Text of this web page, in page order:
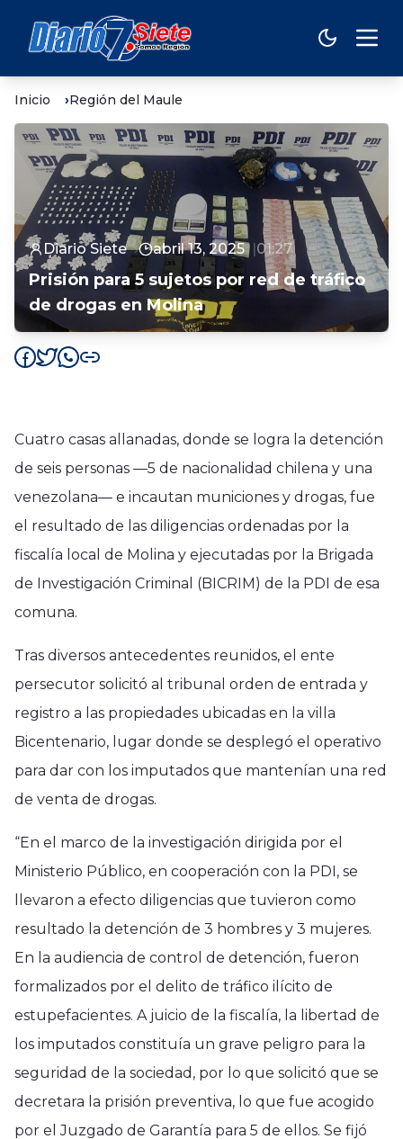
Inicio Región del Maule
Diario Siete abril 13, 2025 01:27
Prisión para 5 sujetos por red de tráfico
de drogas en Molina
Cuatro casas allanadas, donde se logra la detención
de seis personas —5 de nacionalidad chilena y una
venezolana— e incautan municiones y drogas, fue
el resultado de las diligencias ordenadas por la
fiscalía local de Molina y ejecutadas por la Brigada
de Investigación Criminal (BICRIM) de la PDI de esa
comuna.
Tras diversos antecedentes reunidos, el ente
persecutor solicitó al tribunal orden de entrada y
registro a las propiedades ubicadas en la villa
Bicentenario, lugar donde se desplegó el operativo
para dar con los imputados que mantenían una red
de venta de drogas.
“En el marco de la investigación dirigida por el
Ministerio Público, en cooperación con la PDI, se
llevaron a efecto diligencias que tuvieron como
resultado la detención de 3 hombres y 3 mujeres.
En la audiencia de control de detención, fueron
formalizados por el delito de tráfico ilícito de
estupefacientes. A juicio de la fiscalía, la libertad de
los imputados constituía un grave peligro para la
seguridad de la sociedad, por lo que solicitó que se
decretara la prisión preventiva, lo que fue acogido
por el Juzgado de Garantía para 5 de ellos. Se fijó